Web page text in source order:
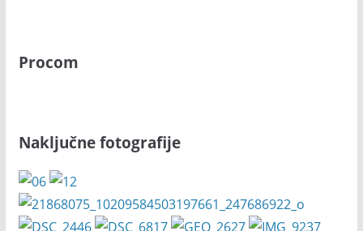
Procom
Naključne fotografije